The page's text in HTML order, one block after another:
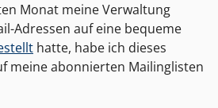
Monat meine Verwaltung
Adressen auf eine bequeme
hatte, habe ich dieses
meine abonnierten Mailinglisten